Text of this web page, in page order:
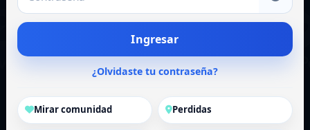
Ingresar
¿Olvidaste tu contraseña?
Mirar comunidad Perdidas